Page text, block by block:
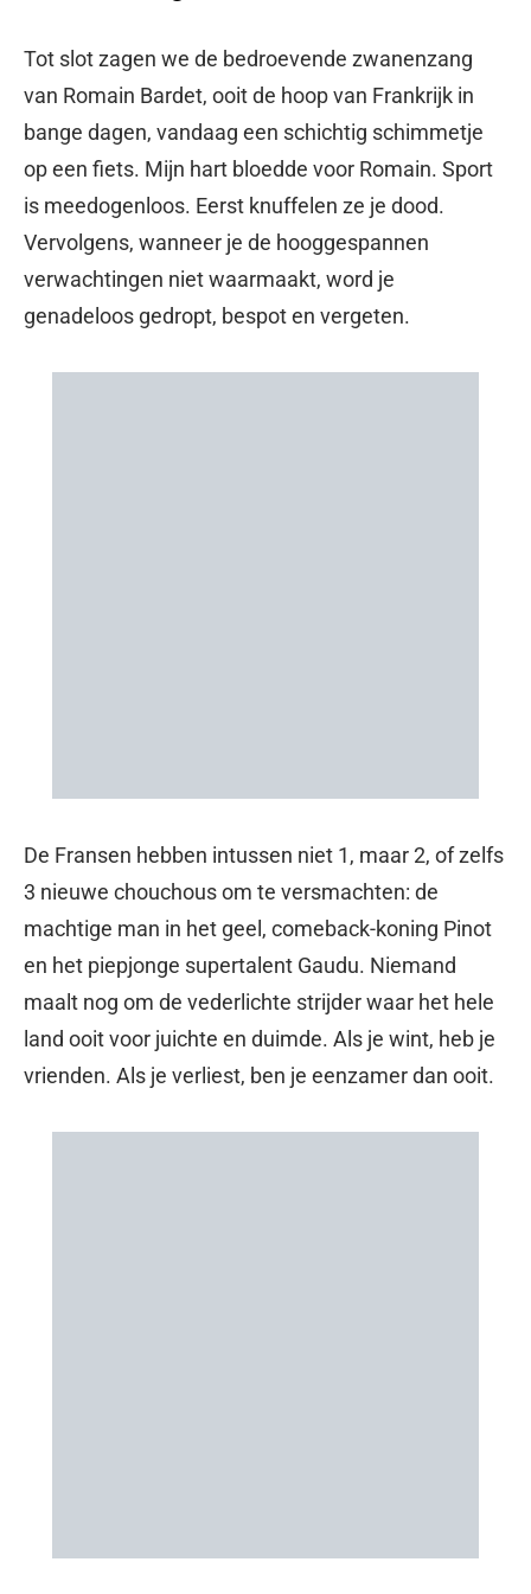
Tot slot zagen we de bedroevende zwanenzang
van Romain Bardet, ooit de hoop van Frankrijk in
bange dagen, vandaag een schichtig schimmetje
op een fiets. Mijn hart bloedde voor Romain. Sport
is meedogenloos. Eerst knuffelen ze je dood.
Vervolgens, wanneer je de hooggespannen
verwachtingen niet waarmaakt, word je
genadeloos gedropt, bespot en vergeten.
De Fransen hebben intussen niet 1, maar 2, of zelfs
3 nieuwe chouchous om te versmachten: de
machtige man in het geel, comeback-koning Pinot
en het piepjonge supertalent Gaudu. Niemand
maalt nog om de vederlichte strijder waar het hele
land ooit voor juichte en duimde. Als je wint, heb je
vrienden. Als je verliest, ben je eenzamer dan ooit.